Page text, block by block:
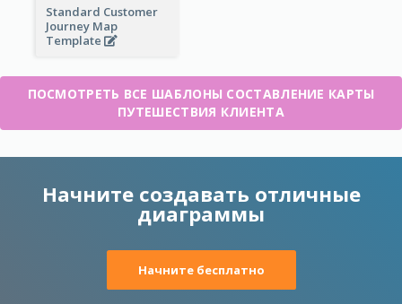
Standard Customer
Journey Map
Template
ПОСМОТРЕТЬ ВСЕ ШАБЛОНЫ СОСТАВЛЕНИЕ КАРТЫ
ПУТЕШЕСТВИЯ КЛИЕНТА
Начните создавать отличные
диаграммы
Начните бесплатно